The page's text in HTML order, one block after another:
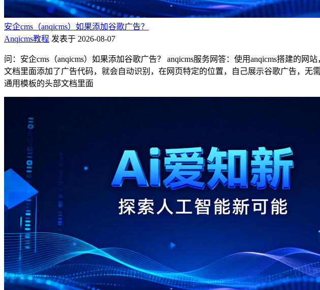
安企cms（anqicms）如果添加谷歌广告？
Anqicms教程 发表于 2026-08-07
问：安企cms（anqicms）如果添加谷歌广告？ anqicms服务网答：使用anqicms搭建的
文档里面添加了广告代码，就会自动识别，在网页特定的位置，自己展示谷歌广告，无
通用模板的头部文档里面